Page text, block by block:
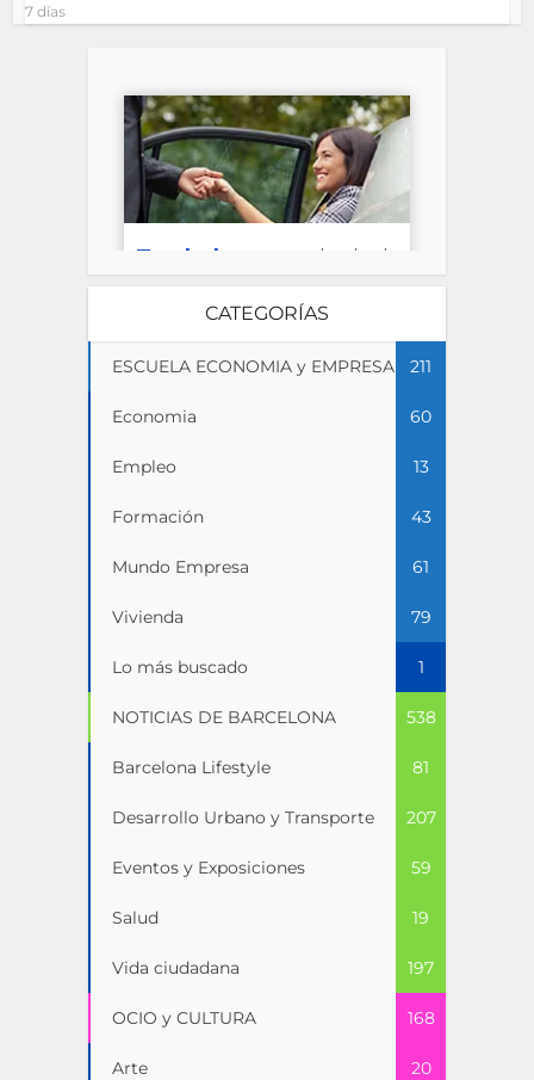
7 días
CATEGORÍAS
ESCUELA ECONOMIA y EMPRESA 211
Economia 60
Empleo 13
Formación 43
Mundo Empresa 61
Vivienda 79
Lo más buscado 1
NOTICIAS DE BARCELONA 538
Barcelona Lifestyle 81
Desarrollo Urbano y Transporte 207
Eventos y Exposiciones 59
Salud 19
Vida ciudadana 197
OCIO y CULTURA 168
Arte 20